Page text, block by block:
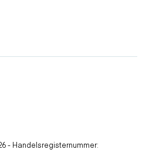
- Handelsregisternummer: